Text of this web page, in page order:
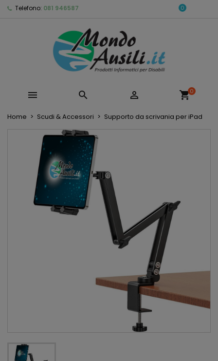
Telefono: 081 946587 0
   shopping_cart0
Home Scudi & Accessori Supporto da scrivania per iPad